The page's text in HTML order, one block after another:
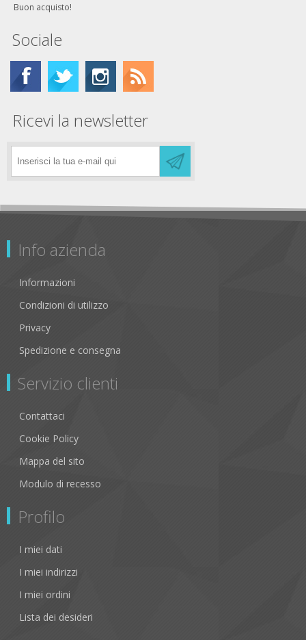
Buon acquisto!
Sociale
Ricevi la newsletter
Info azienda
Informazioni
Condizioni di utilizzo
Privacy
Spedizione e consegna
Servizio clienti
Contattaci
Cookie Policy
Mappa del sito
Modulo di recesso
Profilo
I miei dati
I miei indirizzi
I miei ordini
Lista dei desideri